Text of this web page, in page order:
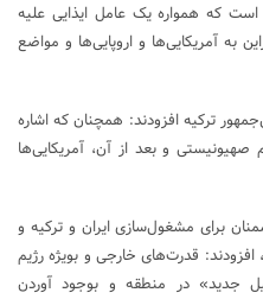
است که همواره یک عامل ایذایی علیه
به آمریکایی‌ها و اروپایی‌ها و مواضع
ترکیه افزودند: همچنان که اشاره
صهیونیستی و بعد از آن، آمریکایی‌ها
برای مشغول‌سازی ایران و ترکیه و
قدرت‌های خارجی و بویژه رژیم
جدید» در منطقه و بوجود آوردن